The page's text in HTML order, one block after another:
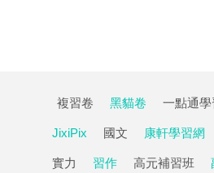
複習卷 黑貓卷 一點通學
JixiPix 國文 康軒學習網
實力 習作 高元補習班